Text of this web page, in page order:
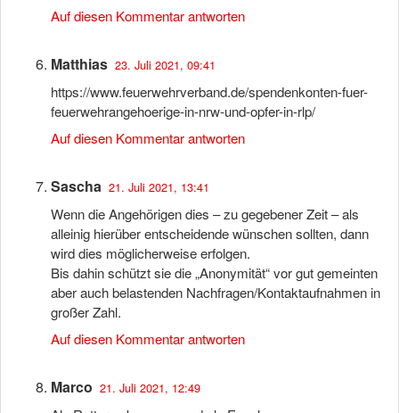
Auf diesen Kommentar antworten
Matthias 23. Juli 2021, 09:41
https://www.feuerwehrverband.de/spendenkonten-fuer-
feuerwehrangehoerige-in-nrw-und-opfer-in-rlp/
Auf diesen Kommentar antworten
Sascha 21. Juli 2021, 13:41
Wenn die Angehörigen dies – zu gegebener Zeit – als
alleinig hierüber entscheidende wünschen sollten, dann
wird dies möglicherweise erfolgen.
Bis dahin schützt sie die „Anonymität“ vor gut gemeinten
aber auch belastenden Nachfragen/Kontaktaufnahmen in
großer Zahl.
Auf diesen Kommentar antworten
Marco 21. Juli 2021, 12:49